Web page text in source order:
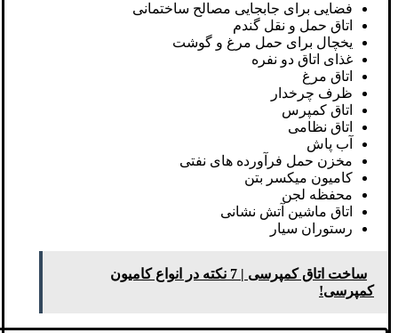
فضایی برای جابجایی مصالح ساختمانی
اتاق حمل و نقل گندم
یخچال برای حمل مرغ و گوشت
غذای اتاق دو نفره
اتاق مرغ
ظرف چرخدار
اتاق کمپرس
اتاق نظامی
آب پاش
مخزن حمل فرآورده های نفتی
کامیون میکسر بتن
محفظه لجن
اتاق ماشین آتش نشانی
رستوران سیار
ساخت اتاق کمپرسی | 7 نکته در انواع کامیون
کمپرسی!